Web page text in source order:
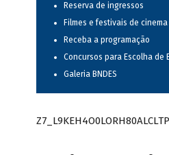
Reserva de ingressos
Filmes e festivais de cinema
Receba a programação
Concursos para Escolha de
Galeria BNDES